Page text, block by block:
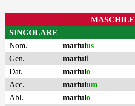
MASCHILE
SINGOLARE
Nom.
martulus
Gen.
martuli
Dat.
martulo
Acc.
martulum
Abl.
martulo